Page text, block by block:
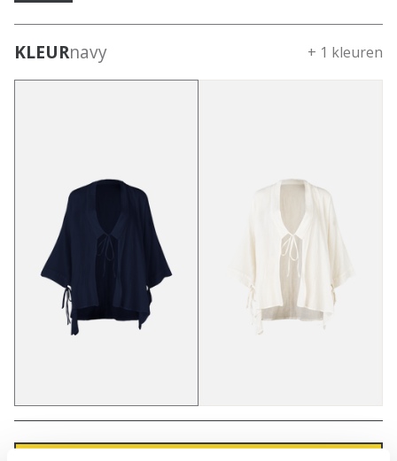
KLEURnavy + 1 kleuren